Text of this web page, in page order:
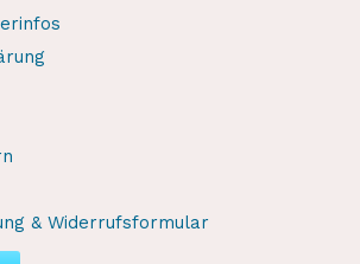
& Widerrufsformular